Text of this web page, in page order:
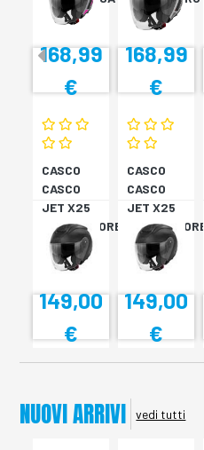
XS
168,99
€
S
168,99
€
CASCO
CASCO
JET X25
MONOCOLORE
NERO XS
149,00
€
CASCO
CASCO
JET X25
MONOCOLORE
NERO XS
149,00
€
NUOVI ARRIVI vedi tutti